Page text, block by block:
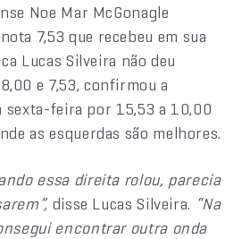
Noe Mar McGonagle
7,53 que recebeu em sua
Lucas Silveira não deu
e 7,53, confirmou a
sexta-feira por 15,53 a 10,00
as esquerdas são melhores.
essa direita rolou, parecia
disse Lucas Silveira. “Na
encontrar outra onda